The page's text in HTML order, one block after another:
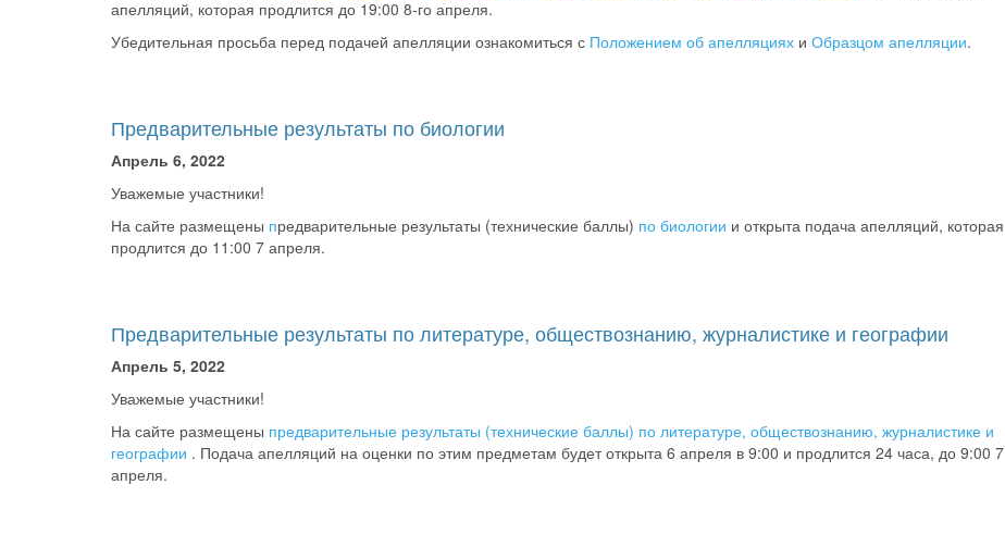
апелляций, которая продлится до 19:00 8-го апреля.
Убедительная просьба перед подачей апелляции ознакомиться с Положением об апелляциях и Образцом апелляции.
Предварительные результаты по биологии
Апрель 6, 2022
Уважемые участники!
На сайте размещены предварительные результаты (технические баллы) по биологии и открыта подача апелляций, которая
продлится до 11:00 7 апреля.
Предварительные результаты по литературе, обществознанию, журналистике и географии
Апрель 5, 2022
Уважемые участники!
На сайте размещены предварительные результаты (технические баллы) по литературе, обществознанию, журналистике и
географии . Подача апелляций на оценки по этим предметам будет открыта 6 апреля в 9:00 и продлится 24 часа, до 9:00 7
апреля.